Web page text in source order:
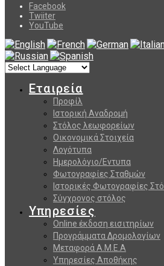
Facebook
Twiiter
YouTube
Εταιρεία
Προφίλ
Ιστορική Αναδρομή
Στόλος λεωφορείων
Οικονομικά Στοιχεία
Λογότυπα
Ημερολόγιο/Εντυπα
Φωτογραφίες Σταθμών
Ιστορικές Φωτογραφίες
Σύγχρονος στόλος
Υπηρεσίες
Online έκδοση εισιτηρίων
Προγράμματα Δρομολογίων
Μεταφορά Α.Μ.Ε.Α
Υπηρεσίες Αποθήκης